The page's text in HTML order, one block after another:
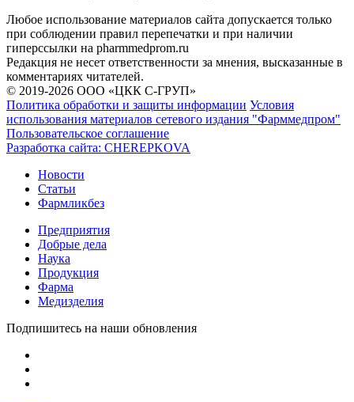
Любое использование материалов сайта допускается только
при соблюдении правил перепечатки и при наличии
гиперссылки на pharmmedprom.ru
Редакция не несет ответственности за мнения, высказанные в
комментариях читателей.
© 2019-2026 ООО «ЦКК С-ГРУП»
Политика обработки и защиты информации Условия
использования материалов сетевого издания "Фарммедпром"
Пользовательское соглашение
Разработка сайта: CHEREPKOVA
Новости
Статьи
Фармликбез
Предприятия
Добрые дела
Наука
Продукция
Фарма
Медизделия
Подпишитесь на наши обновления